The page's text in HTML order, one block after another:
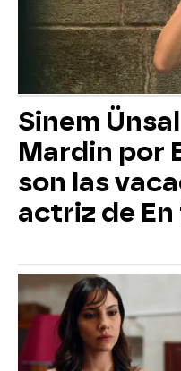
Sinem
Mardin por
son las
actriz de